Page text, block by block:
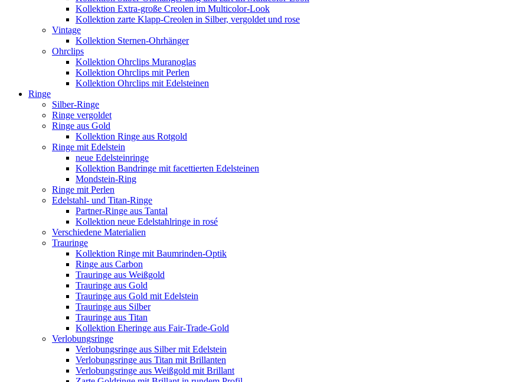
Kollektion Extra-große Creolen im Multicolor-Look
Kollektion zarte Klapp-Creolen in Silber, vergoldet und rose
Vintage
Kollektion Sternen-Ohrhänger
Ohrclips
Kollektion Ohrclips Muranoglas
Kollektion Ohrclips mit Perlen
Kollektion Ohrclips mit Edelsteinen
Ringe
Silber-Ringe
Ringe vergoldet
Ringe aus Gold
Kollektion Ringe aus Rotgold
Ringe mit Edelstein
neue Edelsteinringe
Kollektion Bandringe mit facettierten Edelsteinen
Mondstein-Ring
Ringe mit Perlen
Edelstahl- und Titan-Ringe
Partner-Ringe aus Tantal
Kollektion neue Edelstahlringe in rosé
Verschiedene Materialien
Trauringe
Kollektion Ringe mit Baumrinden-Optik
Ringe aus Carbon
Trauringe aus Weißgold
Trauringe aus Gold
Trauringe aus Gold mit Edelstein
Trauringe aus Silber
Trauringe aus Titan
Kollektion Eheringe aus Fair-Trade-Gold
Verlobungsringe
Verlobungsringe aus Silber mit Edelstein
Verlobungsringe aus Titan mit Brillanten
Verlobungsringe aus Weißgold mit Brillant